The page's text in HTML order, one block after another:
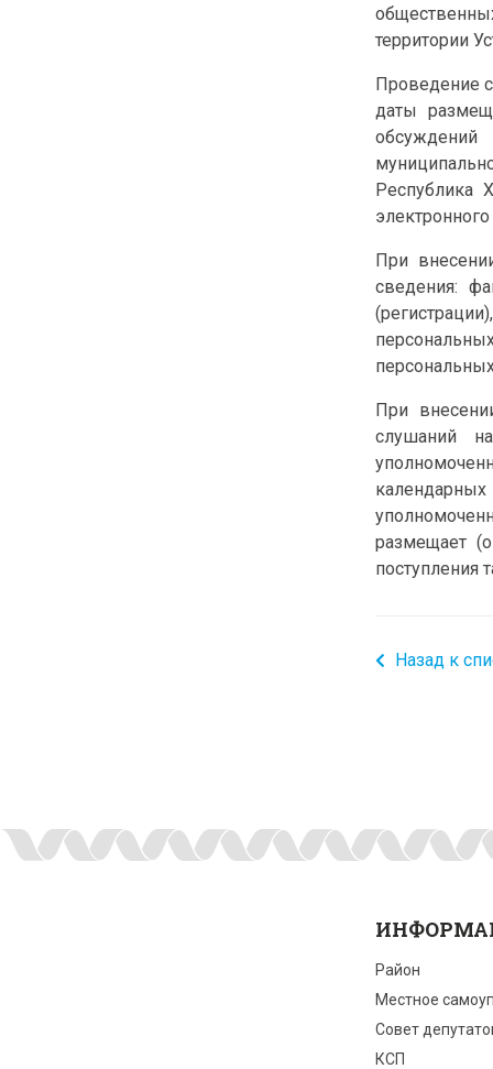
территории
Проведение
даты
обсуждений
Республика
При
сведения:
При
слушаний
размещает
поступления
Назад к
Район
Местное
Совет
КСП